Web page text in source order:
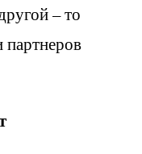
– то
партнеров